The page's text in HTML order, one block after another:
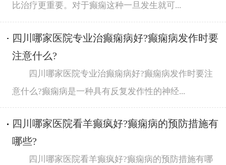
比治疗更重要。对于癫痫这种一旦发生就可...
四川哪家医院专业治癫痫病好?癫痫病发作时要
注意什么?
四川哪家医院专业治癫痫病好?癫痫病发作时要注
意什么?癫痫病是一种具有反复发作性的神经...
四川哪家医院看羊癫疯好?癫痫病的预防措施有
哪些?
四川哪家医院看羊癫疯好?癫痫病的预防措施有哪